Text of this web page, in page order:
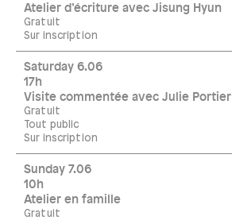
Atelier d’écriture avec Jisung Hyun
Gratuit
Sur inscription
Saturday 6.06
17h
Visite commentée avec Julie Portier
Gratuit
Tout public
Sur inscription
Sunday 7.06
10h
Atelier en famille
Gratuit